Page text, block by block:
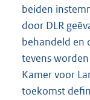
beiden
door DLR
behandeld en
tevens
Kamer voor
toekomst